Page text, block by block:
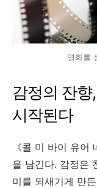
영화를
감정의 잔
시작된다
《콜 미 바이 유어
을 남긴다. 감정은
미를 되새기게 만